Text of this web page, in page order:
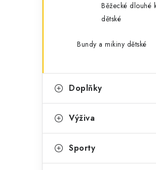
Běžecké dlouhé
dětské
Bundy a mikiny dětské
Doplňky
Výživa
Sporty